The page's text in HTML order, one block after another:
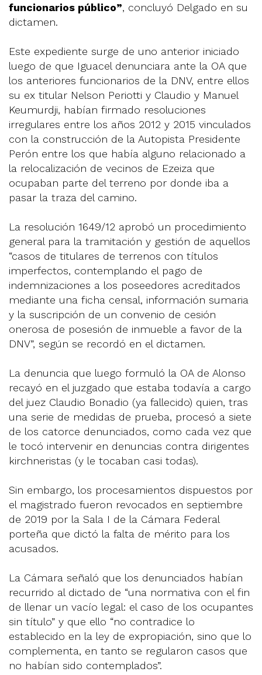
funcionarios público”, concluyó Delgado en su
dictamen.
Este expediente surge de uno anterior iniciado
luego de que Iguacel denunciara ante la OA que
los anteriores funcionarios de la DNV, entre ellos
su ex titular Nelson Periotti y Claudio y Manuel
Keumurdji, habían firmado resoluciones
irregulares entre los años 2012 y 2015 vinculados
con la construcción de la Autopista Presidente
Perón entre los que había alguno relacionado a
la relocalización de vecinos de Ezeiza que
ocupaban parte del terreno por donde iba a
pasar la traza del camino.
La resolución 1649/12 aprobó un procedimiento
general para la tramitación y gestión de aquellos
“casos de titulares de terrenos con títulos
imperfectos, contemplando el pago de
indemnizaciones a los poseedores acreditados
mediante una ficha censal, información sumaria
y la suscripción de un convenio de cesión
onerosa de posesión de inmueble a favor de la
DNV”, según se recordó en el dictamen.
La denuncia que luego formuló la OA de Alonso
recayó en el juzgado que estaba todavía a cargo
del juez Claudio Bonadio (ya fallecido) quien, tras
una serie de medidas de prueba, procesó a siete
de los catorce denunciados, como cada vez que
le tocó intervenir en denuncias contra dirigentes
kirchneristas (y le tocaban casi todas).
Sin embargo, los procesamientos dispuestos por
el magistrado fueron revocados en septiembre
de 2019 por la Sala I de la Cámara Federal
porteña que dictó la falta de mérito para los
acusados.
La Cámara señaló que los denunciados habían
recurrido al dictado de “una normativa con el fin
de llenar un vacío legal: el caso de los ocupantes
sin título” y que ello “no contradice lo
establecido en la ley de expropiación, sino que lo
complementa, en tanto se regularon casos que
no habían sido contemplados”.